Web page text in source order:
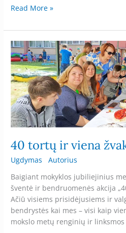
Read More »
40 tortų ir viena
Ugdymas Autorius
Baigiant mokyklos jubiliejinius
šventė ir bendruomenės akcija
Ačiū visiems prisidėjusiems ir
bendrystės kai mes – visi kaip
mokslo metų renginių ir linksmos
40
tortų
ir
viena
žvakutė